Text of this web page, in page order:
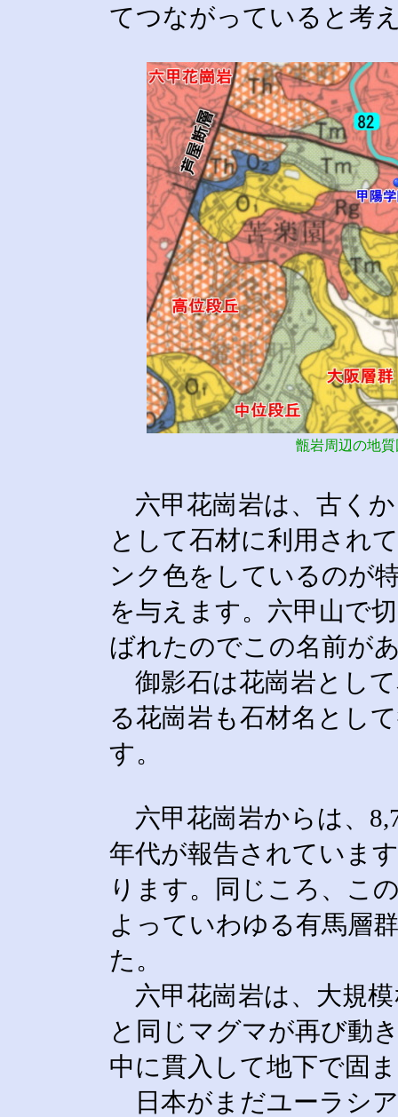
てつながっていると考
甑岩周辺の地
六甲花崗岩は、古く
として石材に利用され
ンク色をしているのが
を与えます。六甲山で
ばれたのでこの名前が
御影石は花崗岩とし
る花崗岩も石材名とし
す。
六甲花崗岩からは、
年代が報告されていま
ります。同じころ、こ
よっていわゆる有馬層
た。
六甲花崗岩は、大規
と同じマグマが再び動
中に貫入して地下で固
日本がまだユーラシ